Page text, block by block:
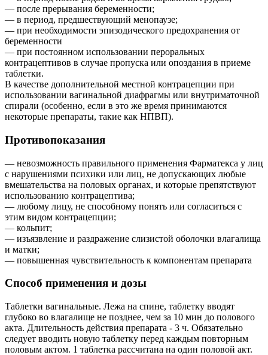
— после прерывания беременности;
— в период, предшествующий менопаузе;
— при необходимости эпизодического предохранения от
беременности
— при постоянном использовании пероральных
контрацептивов в случае пропуска или опоздания в приеме
таблетки.
В качестве дополнительной местной контрацепции при
использовании вагинальной диафрагмы или внутриматочной
спирали (особенно, если в это же время принимаются
некоторые препараты, такие как НПВП).
Противопоказания
— невозможность правильного применения Фарматекса у лиц
с нарушениями психики или лиц, не допускающих любые
вмешательства на половых органах, и которые препятствуют
использованию контрацептива;
— любому лицу, не способному понять или согласиться с
этим видом контрацепции;
— кольпит;
— изъязвление и раздражение слизистой оболочки влагалища
и матки;
— повышенная чувствительность к компонентам препарата
Способ применения и дозы
Таблетки вагинальные. Лежа на спине, таблетку вводят
глубоко во влагалище не позднее, чем за 10 мин до полового
акта. Длительность действия препарата - 3 ч. Обязательно
следует вводить новую таблетку перед каждым повторным
половым актом. 1 таблетка рассчитана на один половой акт.